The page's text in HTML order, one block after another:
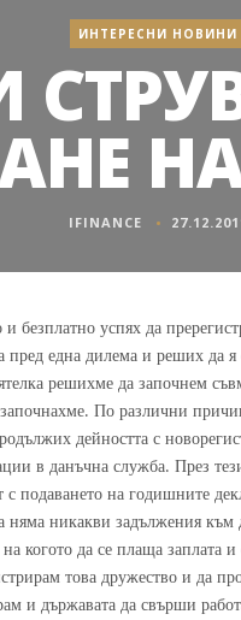
ИНТЕРЕСНИ НОВИНИ
IFINANCE
безплатно успях да
една дилема и реших да
решихме да започнем
По различни
дейността с
в данъчна служба. През
подаването на годишните
няма никакви задължения
когото да се плаща
това дружество и да
и държавата да свърши